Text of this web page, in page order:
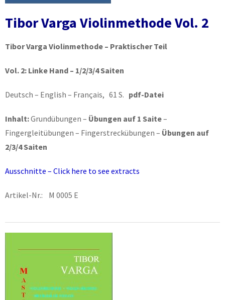
Tibor Varga Violinmethode Vol. 2
Tibor Varga Violinmethode – Praktischer Teil
Vol. 2: Linke Hand – 1/2/3/4 Saiten
Deutsch – English – Français, 61 S. pdf-Datei
Inhalt:Grundübungen – Übungen auf 1 Saite–
Fingergleitübungen – Fingerstreckübungen – Übungen auf
2/3/4 Saiten
Ausschnitte – Click here to see extracts
Artikel-Nr.: M 0005 E